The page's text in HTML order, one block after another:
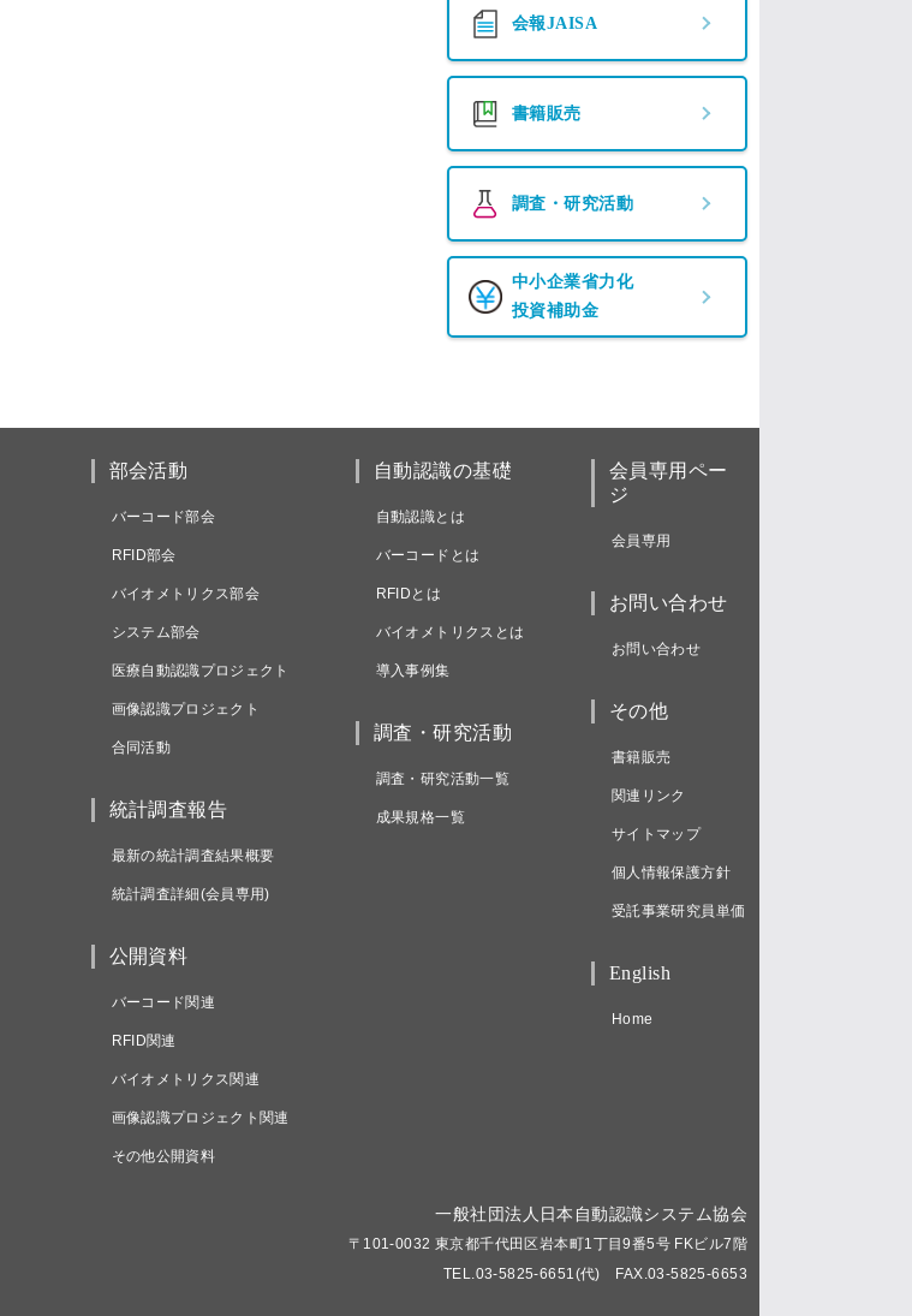
会報JAISA
書籍販売
調査・研究活動
中小企業省力化
投資補助金
部会活動
バーコード部会
RFID部会
バイオメトリクス部会
システム部会
医療自動認識プロジェクト
画像認識プロジェクト
合同活動
統計調査報告
最新の統計調査結果概要
統計調査詳細(会員専用)
公開資料
バーコード関連
RFID関連
バイオメトリクス関連
画像認識プロジェクト関連
その他公開資料
自動認識の基礎
自動認識とは
バーコードとは
RFIDとは
バイオメトリクスとは
導入事例集
調査・研究活動
調査・研究活動一覧
成果規格一覧
会員専用ペー
ジ
会員専用
お問い合わせ
お問い合わせ
その他
書籍販売
関連リンク
サイトマップ
個人情報保護方針
受託事業研究員単価
English
Home
一般社団法人日本自動認識システム協会
〒101-0032 東京都千代田区岩本町1丁目9番5号 FKビル7階
TEL.03-5825-6651(代) FAX.03-5825-6653